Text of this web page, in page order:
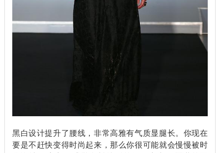
黑白设计提升了腰线，非常高雅有气质显腿长。你现在
要是不赶快变得时尚起来，那么你很可能就会慢慢被时